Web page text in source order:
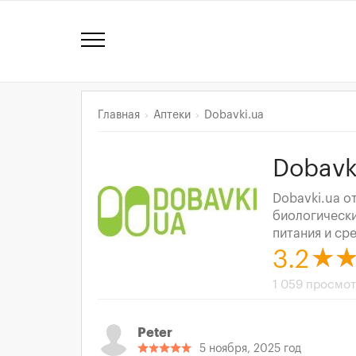
Главная Аптеки Dobavki.ua
Dobavki.ua
питания и
3.2
1 059
Peter
5 ноября, 2025 год